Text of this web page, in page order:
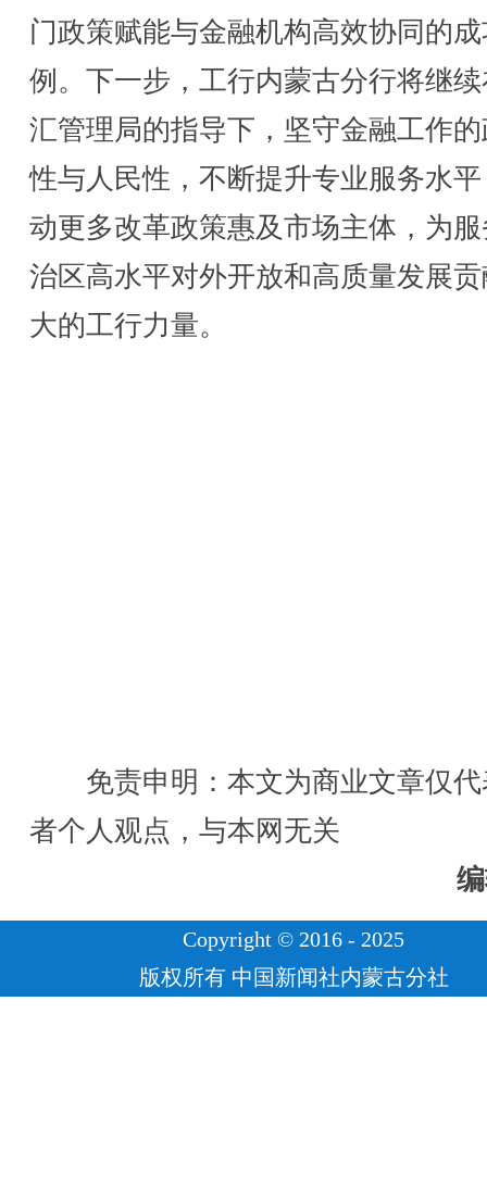
门政策赋能与金融机构高效协同的
例。下一步，工行内蒙古分行将继
汇管理局的指导下，坚守金融工作
性与人民性，不断提升专业服务水
动更多改革政策惠及市场主体，为
治区高水平对外开放和高质量发展
大的工行力量。
免责申明：本文为商业文章仅代
者个人观点，与本网无关
Copyright © 2016 - 2025
版权所有 中国新闻社内蒙古分社